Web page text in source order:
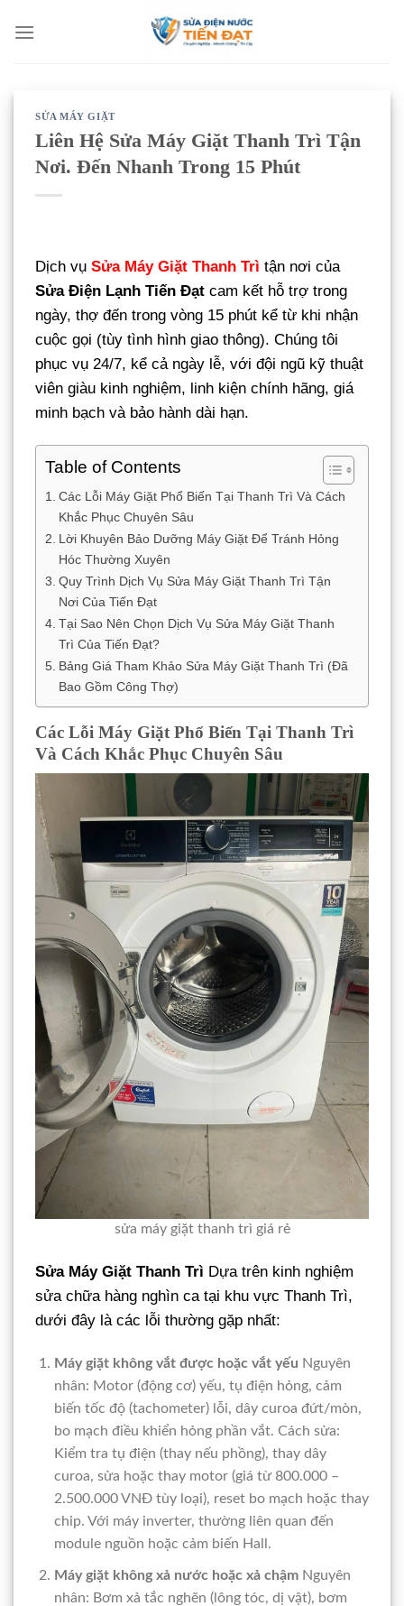
qua
SỬA MÁY GIẶT
Liên Hệ Sửa Máy Giặt Thanh Trì Tận
Nơi. Đến Nhanh Trong 15 Phút
Dịch vụ Sửa Máy Giặt Thanh Trì tận nơi của
Sửa Điện Lạnh Tiến Đạt cam kết hỗ trợ trong
ngày, thợ đến trong vòng 15 phút kể từ khi nhận
cuộc gọi (tùy tình hình giao thông). Chúng tôi
phục vụ 24/7, kể cả ngày lễ, với đội ngũ kỹ thuật
viên giàu kinh nghiệm, linh kiện chính hãng, giá
minh bạch và bảo hành dài hạn.
Table of Contents
Các Lỗi Máy Giặt Phổ Biến Tại Thanh Trì Và Cách
Khắc Phục Chuyên Sâu
Lời Khuyên Bảo Dưỡng Máy Giặt Để Tránh Hỏng
Hóc Thường Xuyên
Quy Trình Dịch Vụ Sửa Máy Giặt Thanh Trì Tận
Nơi Của Tiến Đạt
Tại Sao Nên Chọn Dịch Vụ Sửa Máy Giặt Thanh
Trì Của Tiến Đạt?
Bảng Giá Tham Khảo Sửa Máy Giặt Thanh Trì (Đã
Bao Gồm Công Thợ)
Các Lỗi Máy Giặt Phổ Biến Tại Thanh Trì
Và Cách Khắc Phục Chuyên Sâu
sửa máy giặt thanh trì giá rẻ
Sửa Máy Giặt Thanh Trì Dựa trên kinh nghiệm
sửa chữa hàng nghìn ca tại khu vực Thanh Trì,
dưới đây là các lỗi thường gặp nhất:
Máy giặt không vắt được hoặc vắt yếu Nguyên
nhân: Motor (động cơ) yếu, tụ điện hỏng, cảm
biến tốc độ (tachometer) lỗi, dây curoa đứt/mòn,
bo mạch điều khiển hỏng phần vắt. Cách sửa:
Kiểm tra tụ điện (thay nếu phồng), thay dây
curoa, sửa hoặc thay motor (giá từ 800.000 –
2.500.000 VNĐ tùy loại), reset bo mạch hoặc thay
chip. Với máy inverter, thường liên quan đến
module nguồn hoặc cảm biến Hall.
Máy giặt không xả nước hoặc xả chậmNguyên
nhân: Bơm xả tắc nghẽn (lông tóc, dị vật), bơm